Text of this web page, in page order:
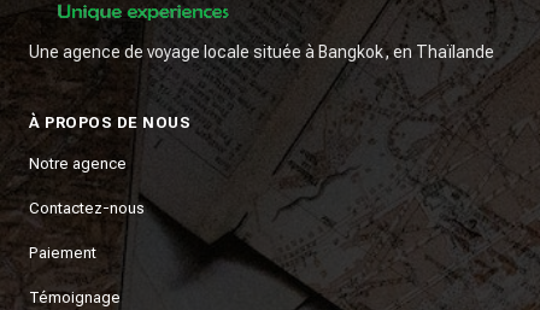
Une agence de voyage locale située à Bangkok, en Thaïlande
À PROPOS DE NOUS
Notre agence
Contactez-nous
Paiement
Témoignage